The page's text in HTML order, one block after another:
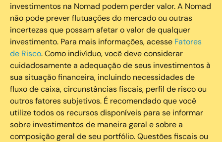
investimentos na Nomad podem perder valor. A Nomad
não pode prever flutuações do mercado ou outras
incertezas que possam afetar o valor de qualquer
investimento. Para mais informações, acesse Fatores
de Risco. Como indivíduo, você deve considerar
cuidadosamente a adequação de seus investimentos à
sua situação financeira, incluindo necessidades de
fluxo de caixa, circunstâncias fiscais, perfil de risco ou
outros fatores subjetivos. É recomendado que você
utilize todos os recursos disponíveis para se informar
sobre investimentos de maneira geral e sobre a
composição geral de seu portfólio. Questões fiscais ou